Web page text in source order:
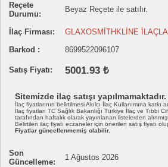
Reçete
Durumu:
Beyaz Reçete ile satılır.
İlaç Firması:
GLAXOSMİTHKLİNE
Barkod :
8699522096107
Satış Fiyatı: 5001.93 ₺
Sitemizde ilaç satışı yapılmamaktadır.
İlaç fiyatlarının belirtilmesi Akılcı İlaç Kullanımına katkı
İlaç fiyatları TC Sağlık Bakanlığı Türkiye İlaç ve Tıbbi
tarafından haftalık olarak yayınlanan listelerden
Belirtilen ilaç fiyatı eczaneler için önerilen satış fiyatı
Fiyatlar güncellenmemiş olabilir.
Son
Güncelleme:
1 Ağustos 2026